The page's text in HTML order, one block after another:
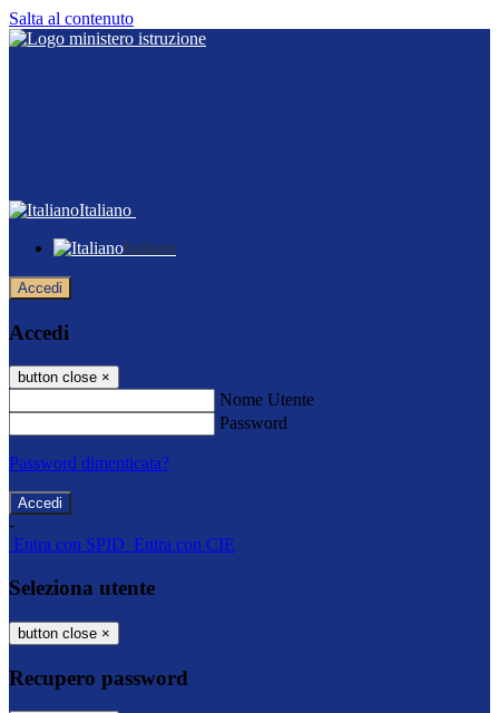
Salta al contenuto
Italiano
Italiano
Accedi
Accedi
button close ×
Nome Utente
Password
Password dimenticata?
-
Entra con SPID Entra con CIE
Seleziona utente
button close ×
Recupero password